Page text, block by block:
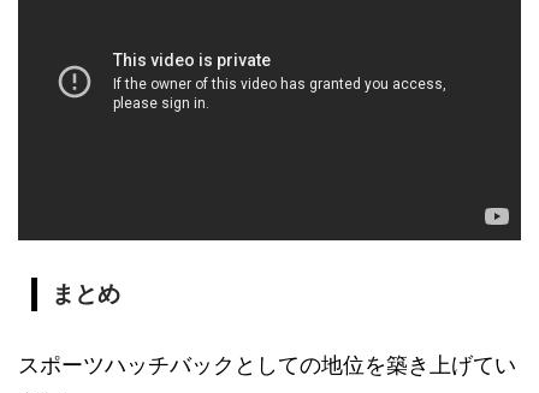
まとめ
スポーツハッチバックとしての地位を築き上げてい